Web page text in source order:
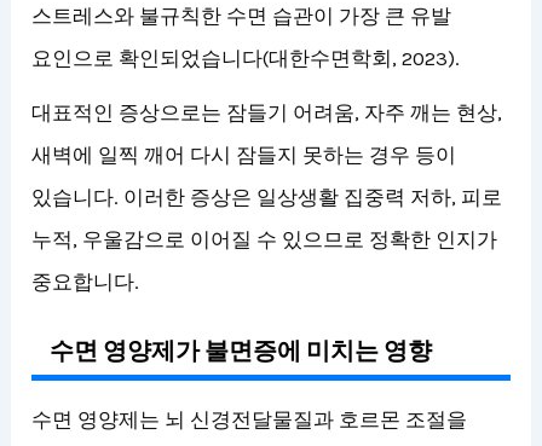
스트레스와 불규칙한 수면 습관이 가장 큰 유발
요인으로 확인되었습니다(대한수면학회, 2023).
대표적인 증상으로는 잠들기 어려움, 자주 깨는 현상,
새벽에 일찍 깨어 다시 잠들지 못하는 경우 등이
있습니다. 이러한 증상은 일상생활 집중력 저하, 피로
누적, 우울감으로 이어질 수 있으므로 정확한 인지가
중요합니다.
수면 영양제가 불면증에 미치는 영향
수면 영양제는 뇌 신경전달물질과 호르몬 조절을